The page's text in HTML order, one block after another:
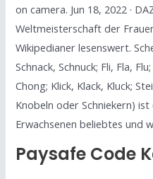
on camera. Jun 18, 2022 ·
Weltmeisterschaft der
Wikipedianer lesenswert.
Schnack, Schnuck; Fli, Fla,
Chong; Klick, Klack, Kluck;
Knobeln oder Schniekern)
Erwachsenen beliebtes und
Paysafe Code